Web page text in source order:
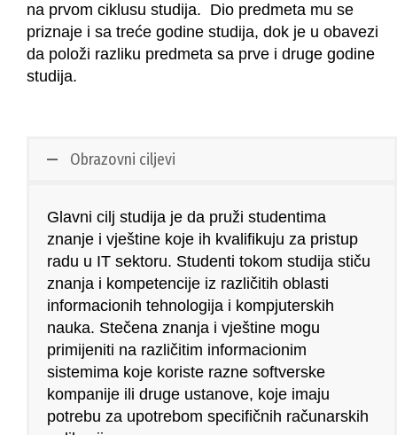
na prvom ciklusu studija. Dio predmeta mu se
priznaje i sa treće godine studija, dok je u obavezi
da položi razliku predmeta sa prve i druge godine
studija.
Obrazovni ciljevi
Glavni cilj studija je da pruži studentima
znanje i vještine koje ih kvalifikuju za pristup
radu u IT sektoru. Studenti tokom studija stiču
znanja i kompetencije iz različitih oblasti
informacionih tehnologija i kompjuterskih
nauka. Stečena znanja i vještine mogu
primijeniti na različitim informacionim
sistemima koje koriste razne softverske
kompanije ili druge ustanove, koje imaju
potrebu za upotrebom specifičnih računarskih